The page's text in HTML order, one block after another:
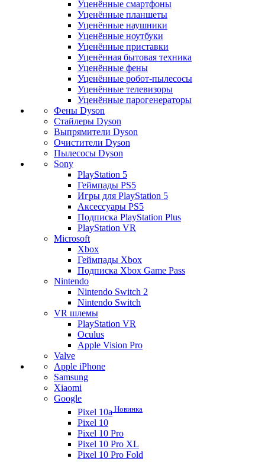
Уценённые смартфоны
Уценённые планшеты
Уценённые наушники
Уценённые ноутбуки
Уценённые приставки
Уценённая бытовая техника
Уценённые фены
Уценённые робот-пылесосы
Уценённые телевизоры
Уценённые парогенераторы
Фены Dyson
Стайлеры Dyson
Выпрямители Dyson
Очистители Dyson
Пылесосы Dyson
Sony
PlayStation 5
Геймпады PS5
Игры для PlayStation 5
Аксессуары PS5
Подписка PlayStation Plus
PlayStation VR
Microsoft
Xbox
Геймпады Xbox
Подписка Xbox Game Pass
Nintendo
Nintendo Switch 2
Nintendo Switch
VR шлемы
PlayStation VR
Oculus
Apple Vision Pro
Valve
Apple iPhone
Samsung
Xiaomi
Google
Pixel 10a Новинка
Pixel 10
Pixel 10 Pro
Pixel 10 Pro XL
Pixel 10 Pro Fold